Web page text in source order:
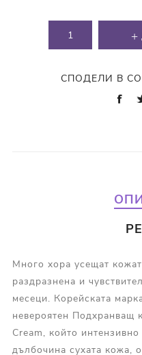
СПОДЕЛИ В
Много хора усещат
раздразнена и
месеци. Корейската
невероятен Подхранващ
Cream, който
дълбочина сухата кожа,